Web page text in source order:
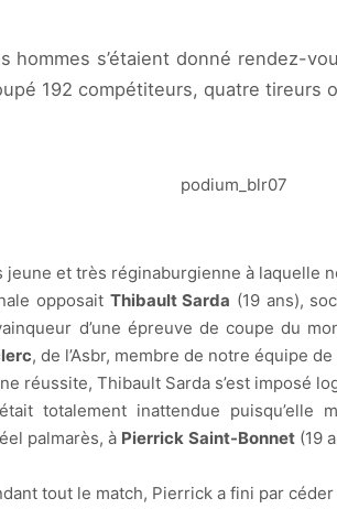
hommes s’étaient donné rendez-
192 compétiteurs, quatre
jeune et très réginaburgienne à laquelle
opposait Thibault Sarda (19 ans),
d’une épreuve de coupe du
, de l’Asbr, membre de notre équipe
réussite, Thibault Sarda s’est imposé
totalement inattendue puisqu’elle
palmarès, à Pierrick Saint-Bonnet(19
tout le match, Pierrick a fini par